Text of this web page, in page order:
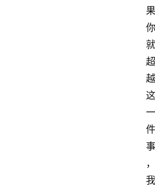
果
你
就
超
越
这
一
件
事
，
我